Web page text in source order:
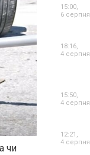
чи
15:00,
6 серпня
18:16,
4 серпня
15:50,
4 серпня
12:21,
4 серпня